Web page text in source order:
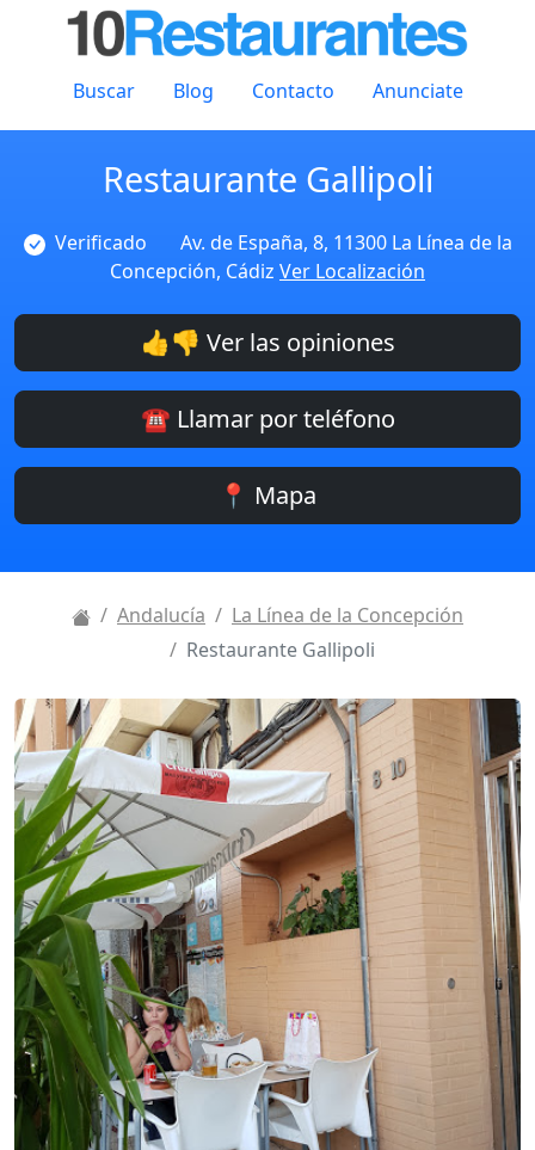
Buscar Blog Contacto Anunciate
Restaurante Gallipoli
Verificado
Av. de España, 8, 11300 La Línea de la
Concepción, Cádiz Ver Localización
👍👎 Ver las opiniones
☎️ Llamar por teléfono
📍 Mapa
Andalucía
La Línea de la Concepción
Restaurante Gallipoli